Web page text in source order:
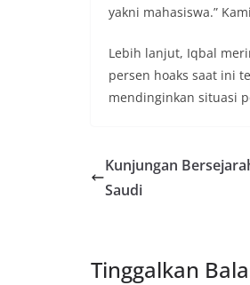
yakni mahasiswa.”
Lebih lanjut, Iqbal
persen hoaks saat ini
mendinginkan situasi
Kunjungan
Saudi
Tinggalkan